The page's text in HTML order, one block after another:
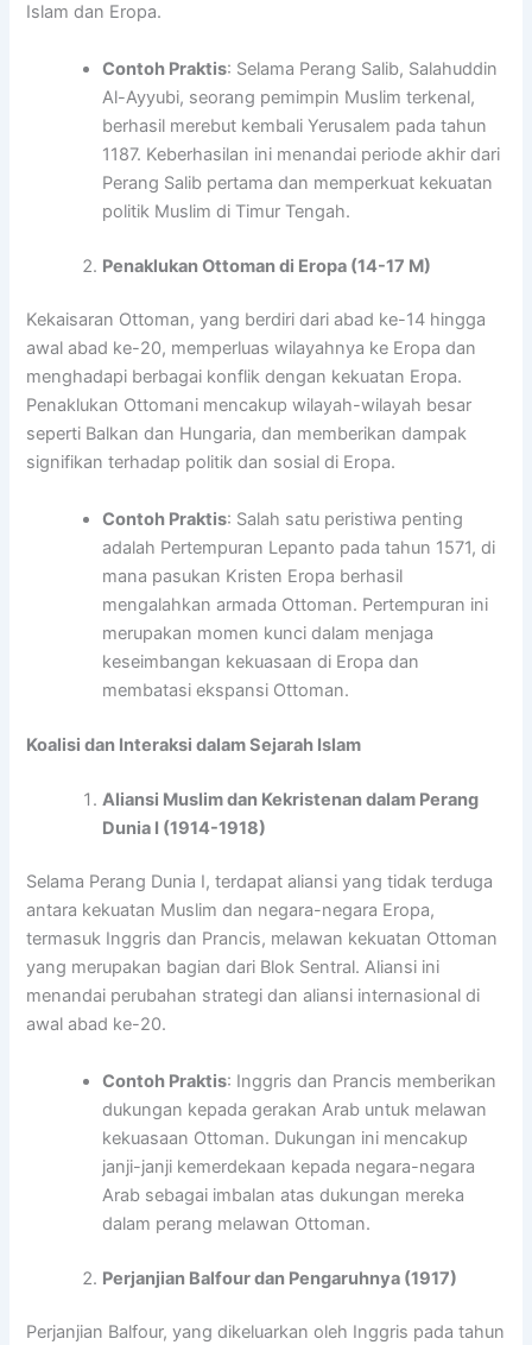
Islam dan Eropa.
Contoh Praktis: Selama Perang Salib, Salahuddin
Al-Ayyubi, seorang pemimpin Muslim terkenal,
berhasil merebut kembali Yerusalem pada tahun
1187. Keberhasilan ini menandai periode akhir dari
Perang Salib pertama dan memperkuat kekuatan
politik Muslim di Timur Tengah.
Penaklukan Ottoman di Eropa (14-17 M)
Kekaisaran Ottoman, yang berdiri dari abad ke-14 hingga
awal abad ke-20, memperluas wilayahnya ke Eropa dan
menghadapi berbagai konflik dengan kekuatan Eropa.
Penaklukan Ottomani mencakup wilayah-wilayah besar
seperti Balkan dan Hungaria, dan memberikan dampak
signifikan terhadap politik dan sosial di Eropa.
Contoh Praktis: Salah satu peristiwa penting
adalah Pertempuran Lepanto pada tahun 1571, di
mana pasukan Kristen Eropa berhasil
mengalahkan armada Ottoman. Pertempuran ini
merupakan momen kunci dalam menjaga
keseimbangan kekuasaan di Eropa dan
membatasi ekspansi Ottoman.
Koalisi dan Interaksi dalam Sejarah Islam
Aliansi Muslim dan Kekristenan dalam Perang
Dunia I (1914-1918)
Selama Perang Dunia I, terdapat aliansi yang tidak terduga
antara kekuatan Muslim dan negara-negara Eropa,
termasuk Inggris dan Prancis, melawan kekuatan Ottoman
yang merupakan bagian dari Blok Sentral. Aliansi ini
menandai perubahan strategi dan aliansi internasional di
awal abad ke-20.
Contoh Praktis: Inggris dan Prancis memberikan
dukungan kepada gerakan Arab untuk melawan
kekuasaan Ottoman. Dukungan ini mencakup
janji-janji kemerdekaan kepada negara-negara
Arab sebagai imbalan atas dukungan mereka
dalam perang melawan Ottoman.
Perjanjian Balfour dan Pengaruhnya (1917)
Perjanjian Balfour, yang dikeluarkan oleh Inggris pada tahun